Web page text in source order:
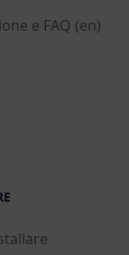
e FAQ (en)